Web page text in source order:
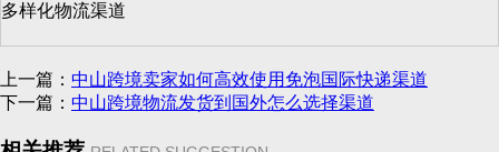
多样化物流渠道
上一篇： 中山跨境卖家如何高效使用免泡国际快递渠道
下一篇： 中山跨境物流发货到国外怎么选择渠道